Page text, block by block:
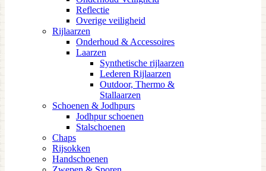
Reflectie
Overige veiligheid
Rijlaarzen
Onderhoud & Accessoires
Laarzen
Synthetische rijlaarzen
Lederen Rijlaarzen
Outdoor, Thermo &
Stallaarzen
Schoenen & Jodhpurs
Jodhpur schoenen
Stalschoenen
Chaps
Rijsokken
Handschoenen